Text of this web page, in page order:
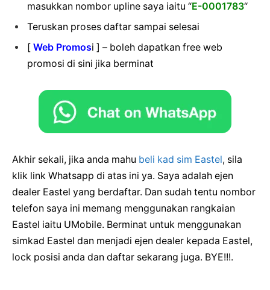
masukkan nombor upline saya iaitu “E-0001783“
Teruskan proses daftar sampai selesai
[ Web Promosi ] – boleh dapatkan free web
promosi di sini jika berminat
Akhir sekali, jika anda mahu beli kad sim Eastel, sila
klik link Whatsapp di atas ini ya. Saya adalah ejen
dealer Eastel yang berdaftar. Dan sudah tentu nombor
telefon saya ini memang menggunakan rangkaian
Eastel iaitu UMobile. Berminat untuk menggunakan
simkad Eastel dan menjadi ejen dealer kepada Eastel,
lock posisi anda dan daftar sekarang juga. BYE!!!.